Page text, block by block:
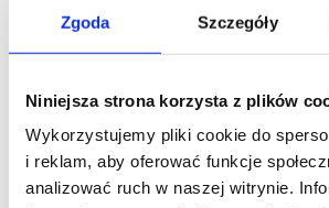
Zgoda Szczegóły
Niniejsza strona korzysta z plików
Wykorzystujemy pliki cookie do
i reklam, aby oferować funkcje
analizować ruch w naszej witrynie.
limit
W 2026 roku
pamiętać o
limitach płatności
które bezpośrednio